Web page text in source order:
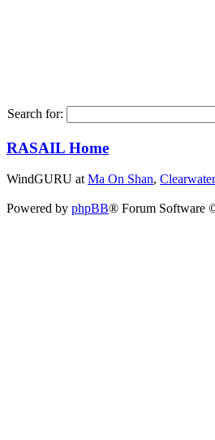
Search for:
RASAIL Home
WindGURU at Ma On Shan,
Powered by phpBB® Forum Software